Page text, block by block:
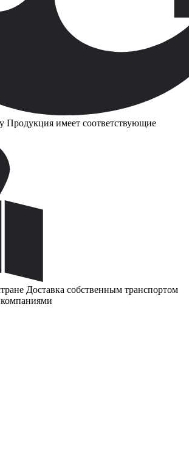
Продукция имеет соответствующие
Доставка собственным транспортом